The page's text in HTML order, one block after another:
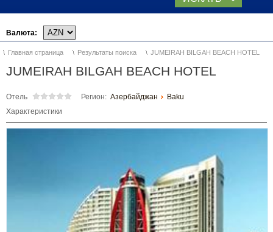
Отдых на Каспийском море
в Азербайджане
Отдых в Азербайджане
СЕЙЧАС
Валюта:
Главная страница Результаты поиска JUMEIRAH BILGAH BEACH HOTEL
JUMEIRAH BILGAH BEACH HOTEL
Отель Регион: Азербайджан
Baku
Характеристики